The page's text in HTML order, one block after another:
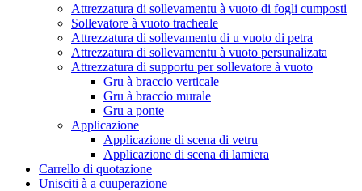
Attrezzatura di sollevamentu à vuoto di fogli cumposti
Sollevatore à vuoto tracheale
Attrezzatura di sollevamentu di u vuoto di petra
Attrezzatura di sollevamentu à vuoto persunalizata
Attrezzatura di supportu per sollevatore à vuoto
Gru à braccio verticale
Gru à braccio murale
Gru a ponte
Applicazione
Applicazione di scena di vetru
Applicazione di scena di lamiera
Carrello di quotazione
Unisciti à a cuuperazione